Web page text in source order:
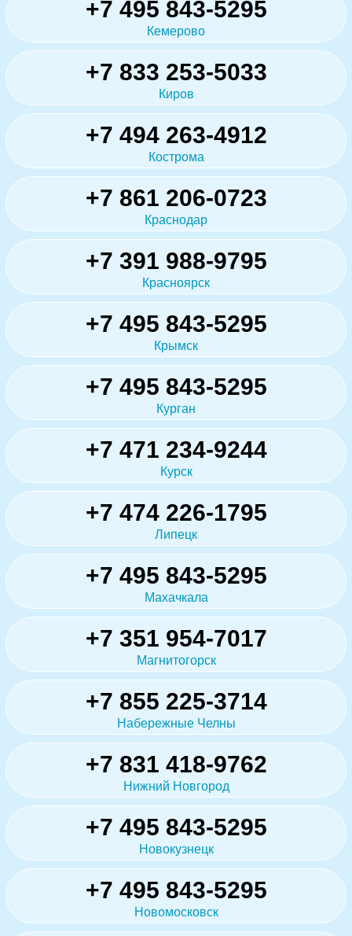
+7 495 843-5295
Кемерово
+7 833 253-5033
Киров
+7 494 263-4912
Кострома
+7 861 206-0723
Краснодар
+7 391 988-9795
Красноярск
+7 495 843-5295
Крымск
+7 495 843-5295
Курган
+7 471 234-9244
Курск
+7 474 226-1795
Липецк
+7 495 843-5295
Махачкала
+7 351 954-7017
Магнитогорск
+7 855 225-3714
Набережные Челны
+7 831 418-9762
Нижний Новгород
+7 495 843-5295
Новокузнецк
+7 495 843-5295
Новомосковск